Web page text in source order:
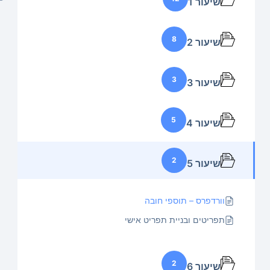
שיעור 2 8
שיעור 3 3
שיעור 4 5
שיעור 5 2
וורדפרס – תוספי חובה
תפריטים ובניית תפריט אישי
שיעור 6 2